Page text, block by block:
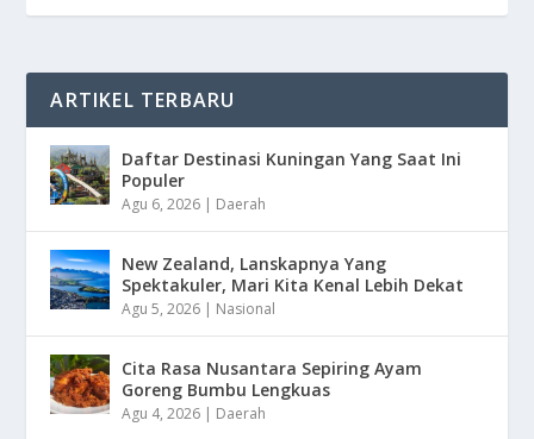
ARTIKEL TERBARU
Daftar Destinasi Kuningan Yang Saat Ini
Populer
Agu 6, 2026 | Daerah
New Zealand, Lanskapnya Yang
Spektakuler, Mari Kita Kenal Lebih Dekat
Agu 5, 2026 | Nasional
Cita Rasa Nusantara Sepiring Ayam
Goreng Bumbu Lengkuas
Agu 4, 2026 | Daerah